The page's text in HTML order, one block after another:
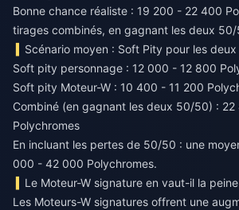
Bonne chance réaliste : 19 200 - 22 400
tirages combinés, en gagnant les deux
Scénario moyen : Soft Pity pour les deux
Soft pity personnage : 12 000 - 12 800
Soft pity Moteur-W : 10 400 - 11 200
Combiné (en gagnant les deux 50/50) :
Polychromes
En incluant les pertes de 50/50 : une
000 - 42 000 Polychromes.
Le Moteur-W signature en vaut-il la
Les Moteurs-W signatures offrent une